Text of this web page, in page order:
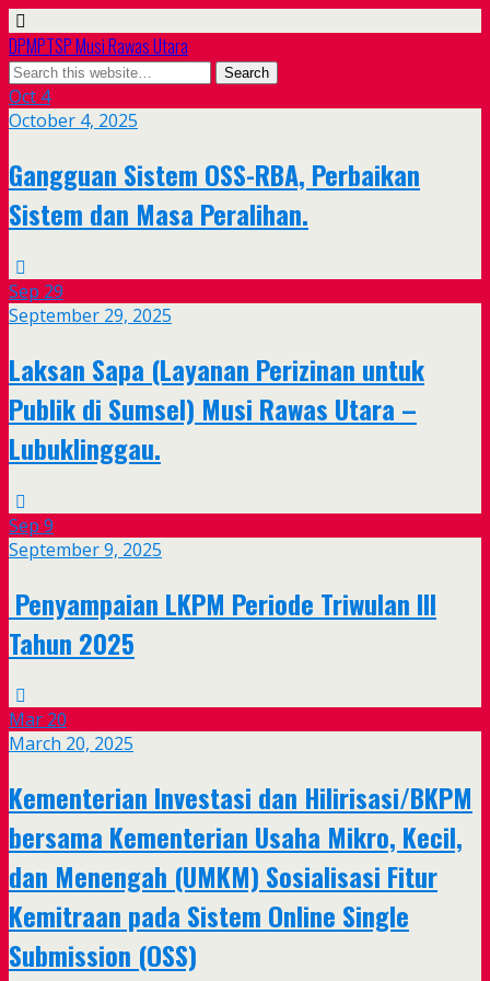
DPMPTSP Musi Rawas Utara
Oct 4
October 4, 2025
Gangguan Sistem OSS-RBA, Perbaikan
Sistem dan Masa Peralihan.
Sep 29
September 29, 2025
Laksan Sapa (Layanan Perizinan untuk
Publik di Sumsel) Musi Rawas Utara –
Lubuklinggau.
Sep 9
September 9, 2025
Penyampaian LKPM Periode Triwulan III
Tahun 2025
Mar 20
March 20, 2025
Kementerian Investasi dan Hilirisasi/BKPM
bersama Kementerian Usaha Mikro, Kecil,
dan Menengah (UMKM) Sosialisasi Fitur
Kemitraan pada Sistem Online Single
Submission (OSS)